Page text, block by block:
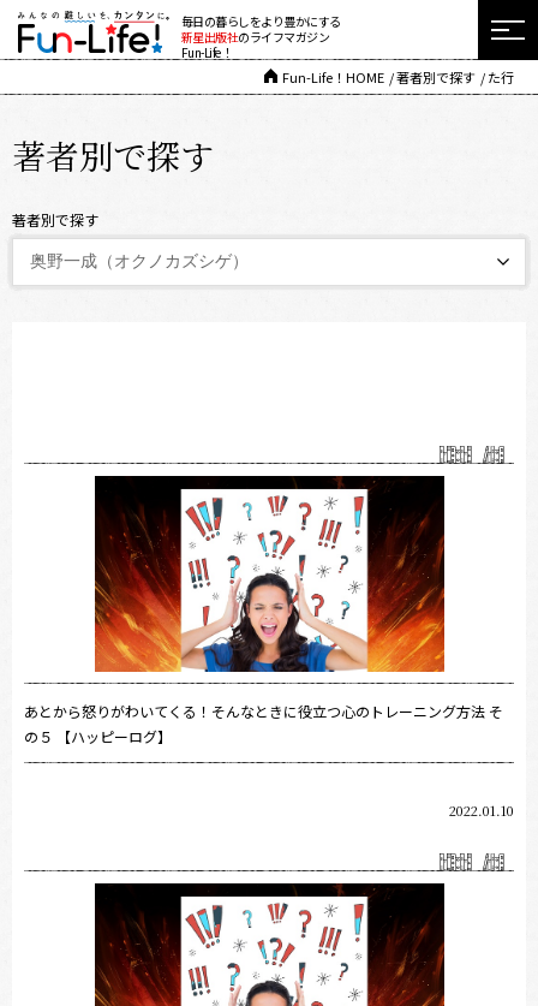
毎日の暮らしをより豊かにする
新星出版社のライフマガジン
Fun-Life！
Fun-Life！HOME 著者別で探す た行
著者別で探す
著者別で探す
あとから怒りがわいてくる！そんなときに役立つ心のトレーニング方法 そ
の５ 【ハッピーログ】
2022.01.10